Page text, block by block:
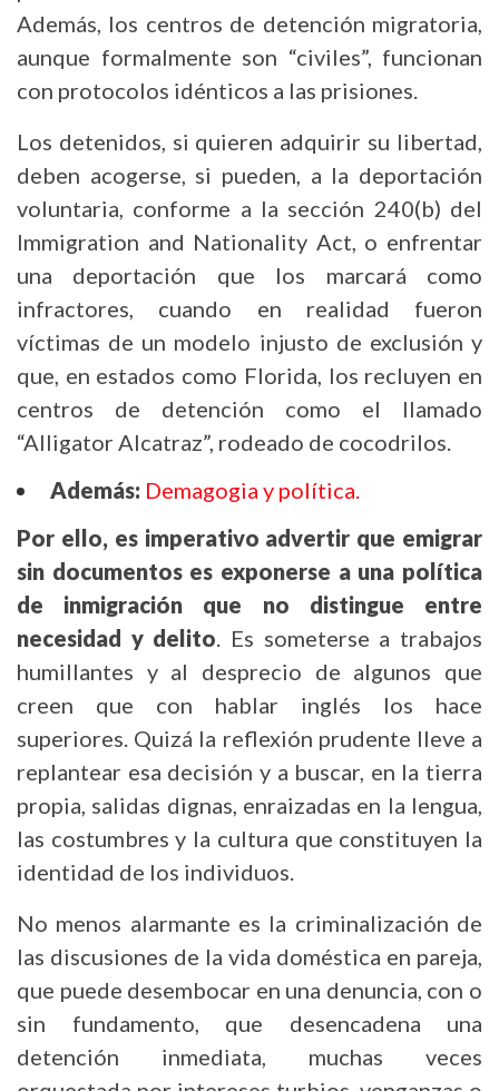
Además, los centros de detención migratoria,
aunque formalmente son “civiles”, funcionan
con protocolos idénticos a las prisiones.
Los detenidos, si quieren adquirir su libertad,
deben acogerse, si pueden, a la deportación
voluntaria, conforme a la sección 240(b) del
Immigration and Nationality Act, o enfrentar
una deportación que los marcará como
infractores, cuando en realidad fueron
víctimas de un modelo injusto de exclusión y
que, en estados como Florida, los recluyen en
centros de detención como el llamado
“Alligator Alcatraz”, rodeado de cocodrilos.
Además: Demagogia y política.
Por ello, es imperativo advertir que emigrar
sin documentos es exponerse a una política
de inmigración que no distingue entre
necesidad y delito. Es someterse a trabajos
humillantes y al desprecio de algunos que
creen que con hablar inglés los hace
superiores. Quizá la reflexión prudente lleve a
replantear esa decisión y a buscar, en la tierra
propia, salidas dignas, enraizadas en la lengua,
las costumbres y la cultura que constituyen la
identidad de los individuos.
No menos alarmante es la criminalización de
las discusiones de la vida doméstica en pareja,
que puede desembocar en una denuncia, con o
sin fundamento, que desencadena una
detención inmediata, muchas veces